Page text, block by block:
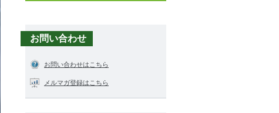
お問い合わせ
お問い合わせはこちら
メルマガ登録はこちら